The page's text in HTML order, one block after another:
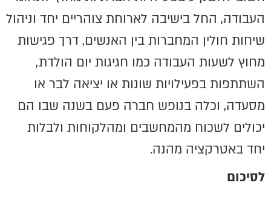
העבודה, החל בישיבה לארוחת צוהריים יחד וניהול
שיחות חולין המחברות בין האנשים, דרך פגישות
מחוץ לשעות העבודה כמו חגיגות יום הולדת,
השתתפות בפעילויות שונות או יציאה לבר או
מסעדה, וכלה בנופש חברה פעם בשנה שבו הם
יכולים לשכוח מהמחשבים ומהלקוחות ולבלות
יחד באטרקציה מהנה.
לסיכום